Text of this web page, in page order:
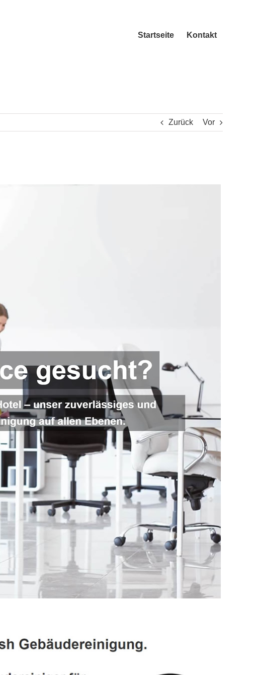
Startseite Kontakt
Zurück Vor